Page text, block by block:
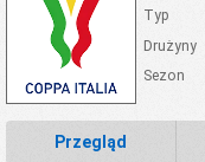
Typ
Drużyny
Sezon
Przegląd